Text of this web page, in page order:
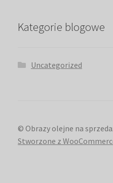
Kategorie blogowe
Uncategorized
© Obrazy olejne na
Stworzone z